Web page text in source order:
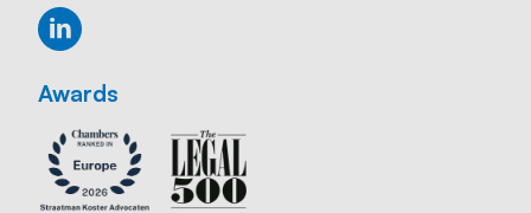
Awards